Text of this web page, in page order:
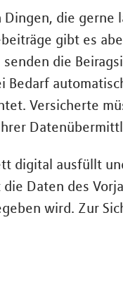
die gerne
gibt es
die
Versicherte
digital ausfüllt
Daten des
wird. Zur